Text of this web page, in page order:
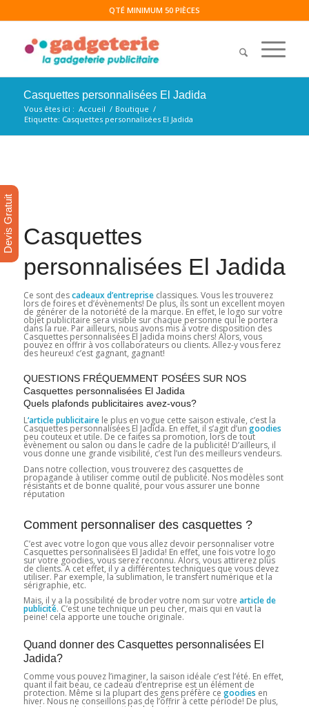
QTÉ MINIMUM 50 PIÈCES
Casquettes personnalisées El Jadida
Vous êtes ici : Accueil / Boutique /
Etiquette: Casquettes personnalisées El Jadida
Casquettes
personnalisées El Jadida
Ce sont descadeaux d’entrepriseclassiques. Vous les trouverez
lors de foires et d’évènements! De plus, ils sont un excellent moyen
de générer de la notoriété de la marque. En effet, le logo sur votre
objet publicitaire sera visible sur chaque personne qui le portera
dans la rue. Par ailleurs, nous avons mis à votre disposition des
Casquettes personnalisées El Jadida moins chers! Alors, vous
pouvez en offrir à vos collaborateurs ou clients. Allez-y vous ferez
des heureux! c’est gagnant, gagnant!
QUESTIONS FRÉQUEMMENT POSÉES SUR NOS
Casquettes personnalisées El Jadida
Quels plafonds publicitaires avez-vous?
L‘article publicitairele plus en vogue cette saison estivale, c’est la
Casquettes personnalisées El Jadida. En effet, il s’agit d’ungoodies
peu couteux et utile. De ce faites sa promotion, lors de tout
évènement ou salon ou dans le cadre de la publicité! D’ailleurs, il
vous donne une grande visibilité, c’est l’un des meilleurs vendeurs.
Dans notre collection, vous trouverez des casquettes de
propagande à utiliser comme outil de publicité. Nos modèles sont
résistants et de bonne qualité, pour vous assurer une bonne
réputation
Comment personnaliser des casquettes ?
C’est avec votre logon que vous allez devoir personnaliser votre
Casquettes personnalisées El Jadida! En effet, une fois votre logo
sur votre goodies, vous serez reconnu. Alors, vous attirerez plus
de clients. A cet effet, il y a différentes techniques que vous devez
utiliser. Par exemple, la sublimation, le transfert numérique et la
sérigraphie, etc.
Mais, il y a la possibilité de broder votre nom sur votre article de
publicité. C’est une technique un peu cher, mais qui en vaut la
peine! cela apporte une touche originale.
Quand donner des Casquettes personnalisées El
Jadida?
Comme vous pouvez l’imaginer, la saison idéale c’est l’été. En effet,
quant il fait beau, ce cadeau d’entreprise est un élément de
protection. Même si la plupart des gens préfère ce goodies en
hiver. Nous ne conseillons pas de l’offrir à cette période! De plus,
Devis Gratuit